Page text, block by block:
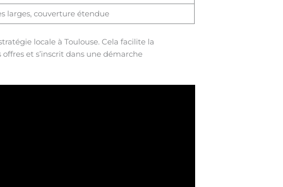
larges, couverture étendue
locale à Toulouse. Cela facilite la
offres et s’inscrit dans une démarche